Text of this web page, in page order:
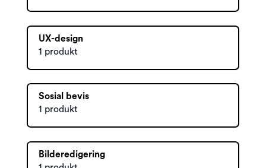
UX-design
1 produkt
Sosial bevis
1 produkt
Bilderedigering